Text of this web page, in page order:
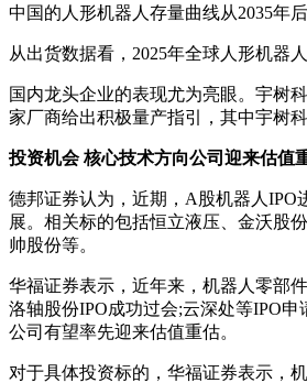
中国的人形机器人存量曲线从2035年
从出货数据看，2025年全球人形机器
国内龙头企业的表现尤为亮眼。宇树
家厂商给出积极量产指引，其中宇树
投资机会 核心技术方向公司迎来估值
德邦证券认为，近期，A股机器人IPO
展。相关标的包括恒立液压、金沃股
帅股份等。
华福证券表示，近年来，机器人零部
洛轴股份IPO成功过会;云深处等IPO
公司有望率先迎来估值重估。
对于具体投资标的，华福证券表示，